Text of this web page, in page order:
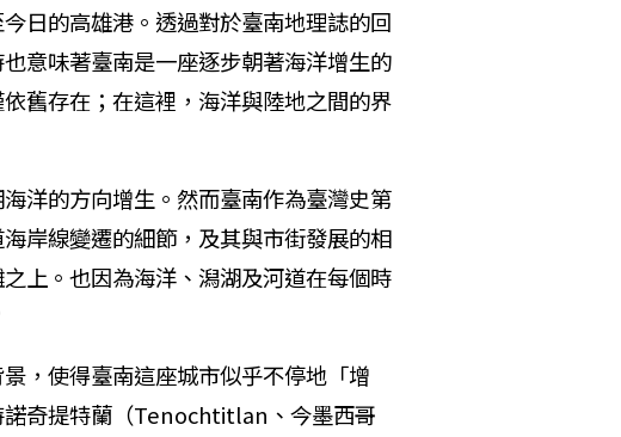
日的高雄港。透過對於臺南地理誌的回
意味著臺南是一座逐步朝著海洋增生的
舊存在；在這裡，海洋與陸地之間的界
洋的方向增生。然而臺南作為臺灣史第
岸線變遷的細節，及其與市街發展的相
上。也因為海洋、潟湖及河道在每個時
，使得臺南這座城市似乎不停地「增
諾奇提特蘭（Tenochtitlan、今墨西哥